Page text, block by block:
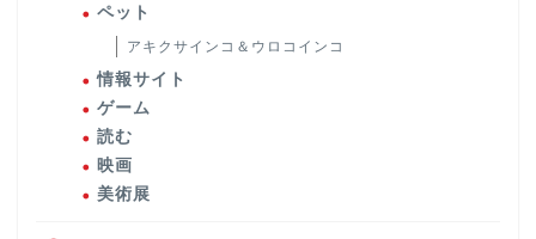
ペット
アキクサインコ＆ウロコインコ
情報サイト
ゲーム
読む
映画
美術展